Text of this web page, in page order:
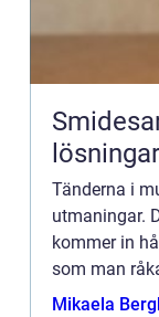
Tänderna i
utmaningar.
kommer in
som man
kämpar
Mikaela